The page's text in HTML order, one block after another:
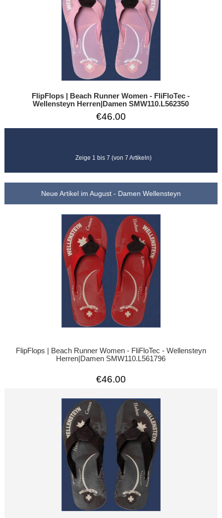
FlipFlops | Beach Runner Women - FliFloTec -
Wellensteyn Herren|Damen SMW110.L562350
€46.00
Zeige 1 bis 7 (von 7 Artikeln)
Neue Artikel im August - Damen Wellensteyn
FlipFlops | Beach Runner Women - FliFloTec - Wellensteyn
Herren|Damen SMW110.L561796
€46.00